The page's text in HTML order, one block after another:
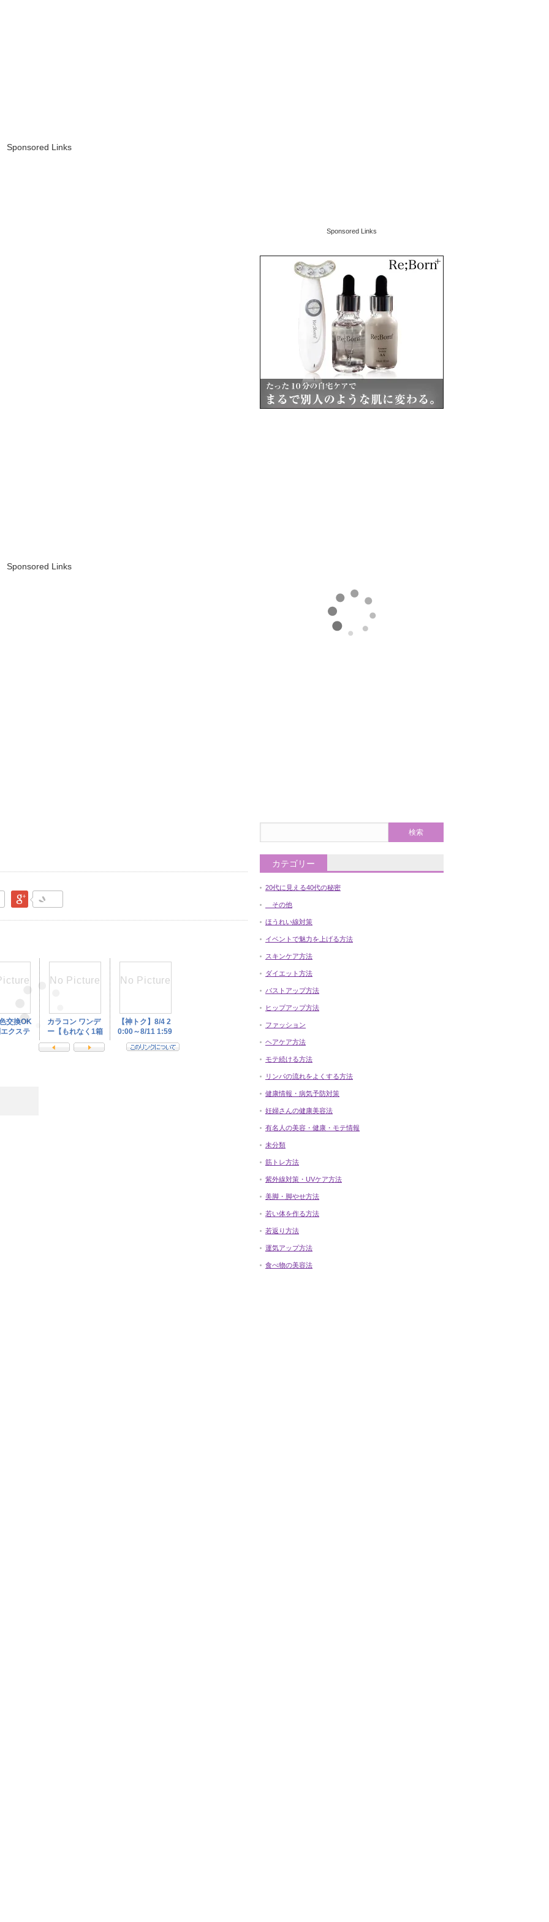
Sponsored Links
Sponsored Links
ブックマークGoogle Plus
Sponsored Links
カテゴリー
20代に見える40代の秘密
その他
ほうれい線対策
イベントで魅力を上げる方法
スキンケア方法
ダイエット方法
バストアップ方法
ヒップアップ方法
ファッション
ヘアケア方法
モテ続ける方法
リンパの流れをよくする方法
健康情報・病気予防対策
妊婦さんの健康美容法
有名人の美容・健康・モテ情報
未分類
筋トレ方法
紫外線対策・UVケア方法
美脚・脚やせ方法
若い体を作る方法
若返り方法
運気アップ方法
食べ物の美容法